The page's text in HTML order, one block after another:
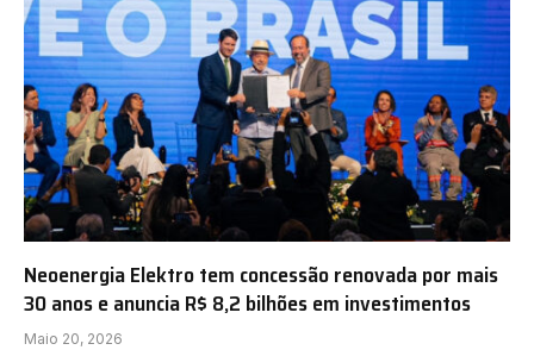
Neoenergia Elektro tem concessão renovada por mais
30 anos e anuncia R$ 8,2 bilhões em investimentos
Maio 20, 2026